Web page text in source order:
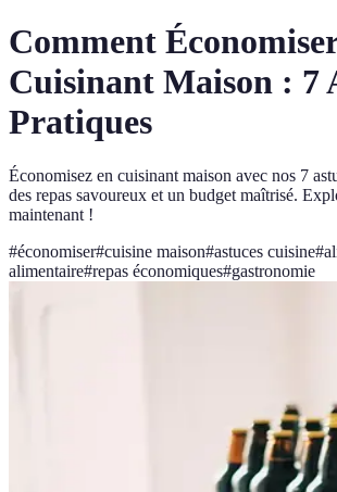
Comment
Cuisinant Maison : 7
Pratiques
Économisez en cuisinant maison avec nos 7
des repas savoureux et un budget maîtrisé.
maintenant !
#économiser#cuisine maison#astuces cuisine#
alimentaire#repas économiques#gastronomie